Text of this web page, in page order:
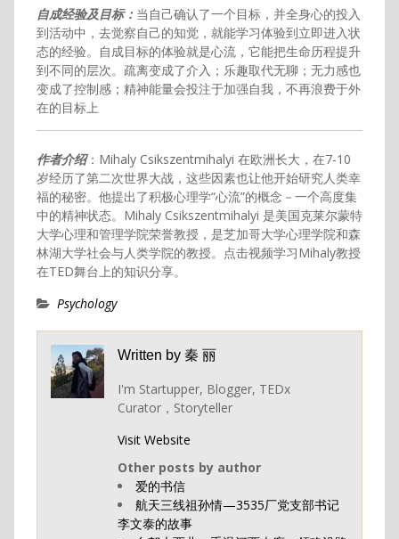
自成经验及目标： 当自己确认了一个目标，并全身心的投入
到活动中，去觉察自己的知觉，就能学习体验到立即进入状
态的经验。自成目标的体验就是心流，它能把生命历程提升
到不同的层次。疏离变成了介入；乐趣取代无聊；无力感也
变成了控制感；精神能量会投注于加强自我，不再浪费于外
在的目标上
作者介绍：Mihaly Csikszentmihalyi 在欧洲长大，在7-10
岁经历了第二次世界大战，这些因素也让他开始研究人类幸
福的秘密。他提出了积极心理学“心流”的概念－一个高度集
中的精神状态。Mihaly Csikszentmihalyi 是美国克莱尔蒙特
大学心理和管理学院荣誉教授，是芝加哥大学心理学院和森
林湖大学社会与人类学院的教授。点击视频学习Mihaly教授
在TED舞台上的知识分享。
Psychology
Written by 秦 丽
I'm Startupper, Blogger, TEDx
Curator，Storyteller
Visit Website
Other posts by author
爱的书信
航天三线祖孙情—3535厂党支部书记
李文泰的故事